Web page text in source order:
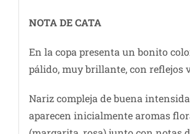
NOTA DE CATA
En la copa presenta un bonito
pálido, muy brillante, con reflejos
Nariz compleja de buena
aparecen inicialmente aromas